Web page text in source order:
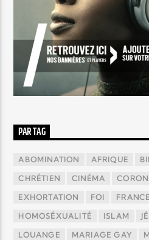
PAR TAG
ABOMINATION AFRIQUE
CHRÉTIEN CINÉMA
EXHORTATION FOI FRANCE
HOMOSÉXUALITÉ ISLAM
LOUANGE MARIAGE GAY